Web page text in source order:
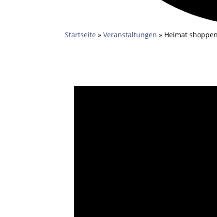
Startseite »Veranstaltungen » Heimat